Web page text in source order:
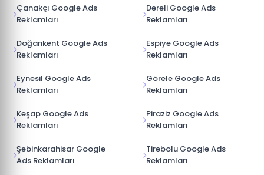
Çanakçı Google Ads
Reklamları
Dereli Google Ads
Reklamları
Doğankent Google Ads
Reklamları
Espiye Google Ads
Reklamları
Eynesil Google Ads
Reklamları
Görele Google Ads
Reklamları
Keşap Google Ads
Reklamları
Piraziz Google Ads
Reklamları
Şebinkarahisar Google
Ads Reklamları
Tirebolu Google Ads
Reklamları